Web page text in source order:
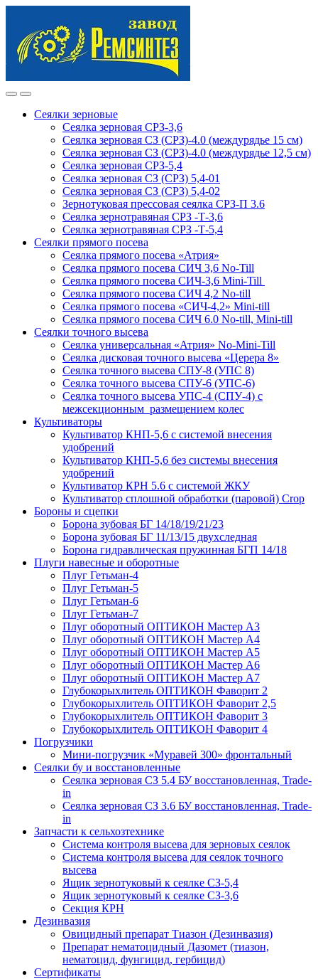
navigation
content
Сеялки зерновые
Сеялка зерновая СРЗ-3,6
Сеялка зерновая СЗ (СРЗ)-4.0 (междурядье 15 см)
Сеялка зерновая СЗ (СРЗ)-4.0 (междурядье 12,5 см)
Сеялка зерновая СРЗ-5,4
Сеялка зерновая СЗ (СРЗ) 5,4-01
Сеялка зерновая СЗ (СРЗ) 5,4-02
Зернотуковая прессовая сеялка СРЗ-П 3.6
Сеялка зернотравяная СРЗ -Т-3,6
Сеялка зернотравяная СРЗ -Т-5,4
Сеялки прямого посева
Сеялка прямого посева «Атрия»
Сеялка прямого посева СИЧ 3,6 No-Till
Сеялка прямого посева СИЧ-3,6 Mini-Till
Сеялка прямого посева СИЧ 4,2 No-till
Сеялка прямого посева «СИЧ-4,2» Mini-till
Сеялка прямого посева СИЧ 6.0 No-till, Mini-till
Сеялки точного высева
Сеялка универсальная «Атрия» No-Mini-Till
Сеялка дисковая точного высева «Церера 8»
Сеялка точного высева СПУ-8 (УПС 8)
Сеялка точного высева СПУ-6 (УПС-6)
Сеялка точного высева УПС-4 (СПУ-4) с
межсекционным размещением колес
Культиваторы
Культиватор КНП-5,6 с системой внесения
удобрений
Культиватор КНП-5,6 без системы внесения
удобрений
Культиватор КРН 5.6 с системой ЖКУ
Культиватор сплошной обработки (паровой) Crop
Бороны и сцепки
Борона зубовая БГ 14/18/19/21/23
Борона зубовая БГ 11/13/15 двухследная
Борона гидравлическая пружинная БГП 14/18
Плуги навесные и оборотные
Плуг Гетьман-4
Плуг Гетьман-5
Плуг Гетьман-6
Плуг Гетьман-7
Плуг оборотный ОПТИКОН Мастер А3
Плуг оборотный ОПТИКОН Мастер А4
Плуг оборотный ОПТИКОН Мастер А5
Плуг оборотный ОПТИКОН Мастер А6
Плуг оборотный ОПТИКОН Мастер А7
Глубокорыхлитель ОПТИКОН Фаворит 2
Глубокорыхлитель ОПТИКОН Фаворит 2,5
Глубокорыхлитель ОПТИКОН Фаворит 3
Глубокорыхлитель ОПТИКОН Фаворит 4
Погрузчики
Мини-погрузчик «Муравей 300» фронтальный
Сеялки бу и восстановленные
Сеялка зерновая СЗ 5.4 БУ восстановленная, Trade-
in
Сеялка зерновая СЗ 3.6 БУ восстановленная, Trade-
in
Запчасти к сельхозтехнике
Система контроля высева для зерновых сеялок
Система контроля высева для сеялок точного
высева
Ящик зернотуковый к сеялке СЗ-5,4
Ящик зернотуковый к сеялке СЗ-3,6
Секция КРН
Дезинвазия
Овицидный препарат Тиазон (Дезинвазия)
Препарат нематоцидный Дазомет (тиазон,
нематоцид, фунгицид, гербицид)
Сертификаты